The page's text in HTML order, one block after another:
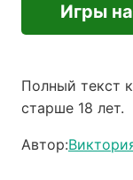
Игры
Полный текст
старше 18 лет.
Автор: